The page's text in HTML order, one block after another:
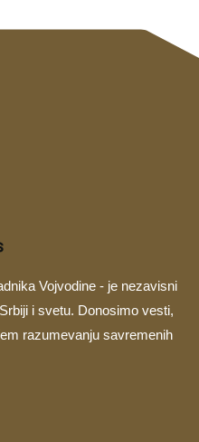
Vojvodine - je nezavisni
i svetu. Donosimo vesti,
razumevanju savremenih